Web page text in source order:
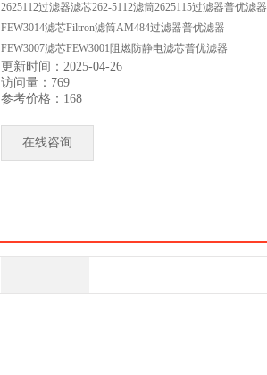
2625112过滤器滤芯262-5112滤筒2625115过滤器普优滤器
FEW3014滤芯Filtron滤筒AM484过滤器普优滤器
FEW3007滤芯FEW3001阻燃防静电滤芯普优滤器
ASSO滤芯AL610P过滤器滤芯过滤器普优滤器
ASSO滤筒AL616P过滤器滤芯AS9
更新时间：2025-04-26
访问量：769
参考价格：168
在线咨询